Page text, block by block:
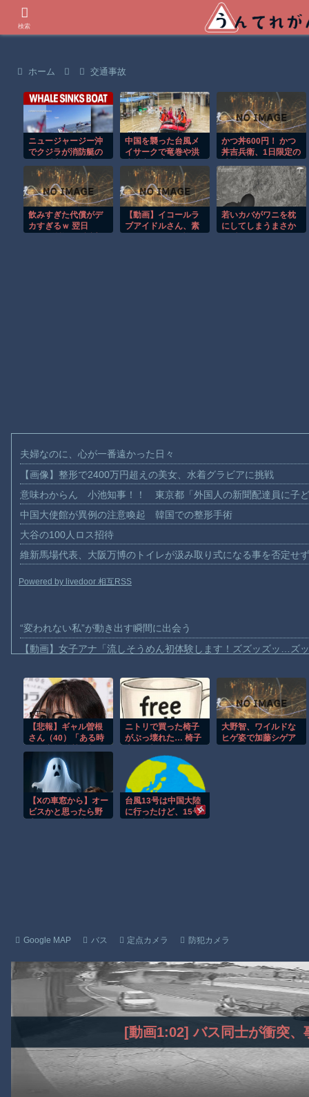
ホーム 交通事故
ニュージャージー沖
でクジラが消防艇の
衝撃映像！！
中国を襲った台風メ
イサークで竜巻や洪
かつ丼600円！ かつ
丼吉兵衛、1日限定の
飲みすぎた代償がデ
カすぎるｗ 翌日
【動画】イコールラ
ブアイドルさん、素
若いカバがワニを枕
にしてしまうまさか
夫婦なのに、心が一番遠かった日々
【画像】整形で2400万円超えの美女、水着グラビアに挑戦
意味わからん 小池知事！！ 東京都「外国人の新聞配達員に子
中国大使館が異例の注意喚起 韓国での整形手術
大谷の100人ロス招待
維新馬場代表、大阪万博のトイレが汲み取り式になる事を否定せ
Powered by livedoor 相互RSS
“変われない私”が動き出す瞬間に出会う
【動画】女子アナ「流しそうめん初体験します！ズズッズッ…
【動画】大阪のゲリラ豪雨を生駒山の山頂から撮影したビデオが
【動画】イッヌ、煽ってしまう
【動画】ゴルフ中の嵐を撮影していた男性が雷に打たれる事故。
【動画】これは怖い。三重の国道23号で撮影された避けようがな
【動画】バイクの少年を無理やり止めるパトカーが怖いｗｗｗｗ
【悲報】テレ東の若手女子アナ「国民が勝手に我々取材陣にカ
【悲報】ギャル曽根
さん（40）「ある時
り『食べたら食べた
分太る』ようになっ
た」ｗｗｗｗｗｗｗ
ｗｗｗ
ニトリで買った椅子
がぶっ壊れた… 椅子
割れた…
大野智、ワイルドな
ヒゲ姿で加藤シゲア
【Xの車窓から】オー
ビスかと思ったら野
台風13号は中国大陸
に行ったけど、15号
Google MAP バス 定点カメラ 防犯カメラ
[動画1:02] バス同士が衝突、
検索